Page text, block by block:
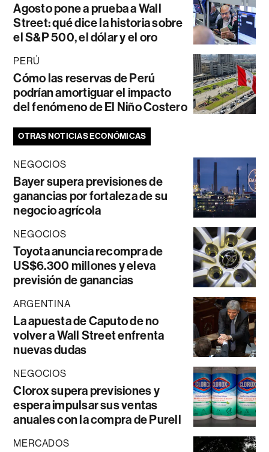
Agosto pone a prueba a Wall
Street: qué dice la historia sobre
el S&P 500, el dólar y el oro
PERÚ
Cómo las reservas de Perú
podrían amortiguar el impacto
del fenómeno de El Niño Costero
OTRAS NOTICIAS ECONÓMICAS
NEGOCIOS
Bayer supera previsiones de
ganancias por fortaleza de su
negocio agrícola
NEGOCIOS
Toyota anuncia recompra de
US$6.300 millones y eleva
previsión de ganancias
ARGENTINA
La apuesta de Caputo de no
volver a Wall Street enfrenta
nuevas dudas
NEGOCIOS
Clorox supera previsiones y
espera impulsar sus ventas
anuales con la compra de Purell
MERCADOS